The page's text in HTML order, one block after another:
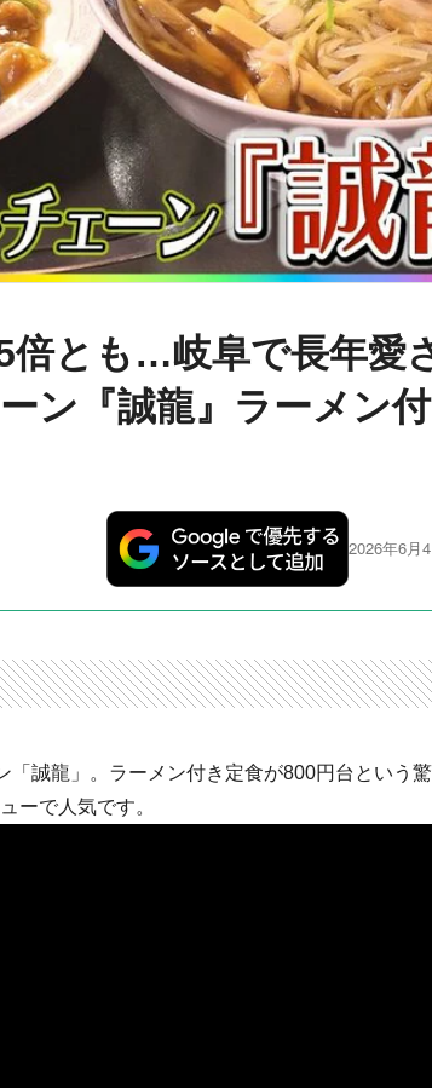
倍とも…岐阜で長年愛
ン『誠龍』ラーメン
2026年6月
誠龍」。ラーメン付き定食が800円台という驚
ーで人気です。